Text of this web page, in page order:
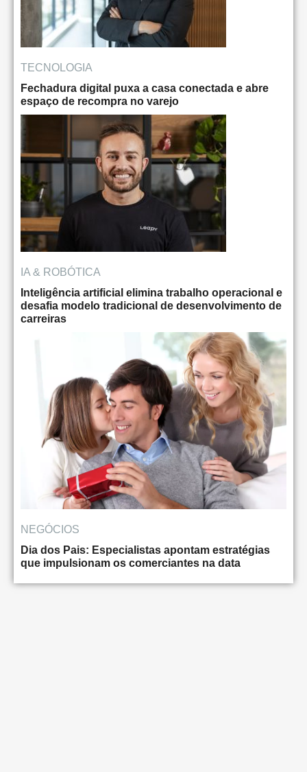
TECNOLOGIA
Fechadura digital puxa a casa conectada e abre
espaço de recompra no varejo
IA & ROBÓTICA
Inteligência artificial elimina trabalho operacional e
desafia modelo tradicional de desenvolvimento de
carreiras
NEGÓCIOS
Dia dos Pais: Especialistas apontam estratégias
que impulsionam os comerciantes na data